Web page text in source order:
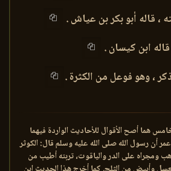
، قاله أبو بكر بن عياش .
قاله ابن كيسان .
، وهو فوعل من الكثرة .
هما أصح الأقوال للأحاديث الواردة فيهما
أن رسول الله صلى الله عليه وسلم قال: الكوثر
ومجراه على الدر والياقوت، تربته أطيب من